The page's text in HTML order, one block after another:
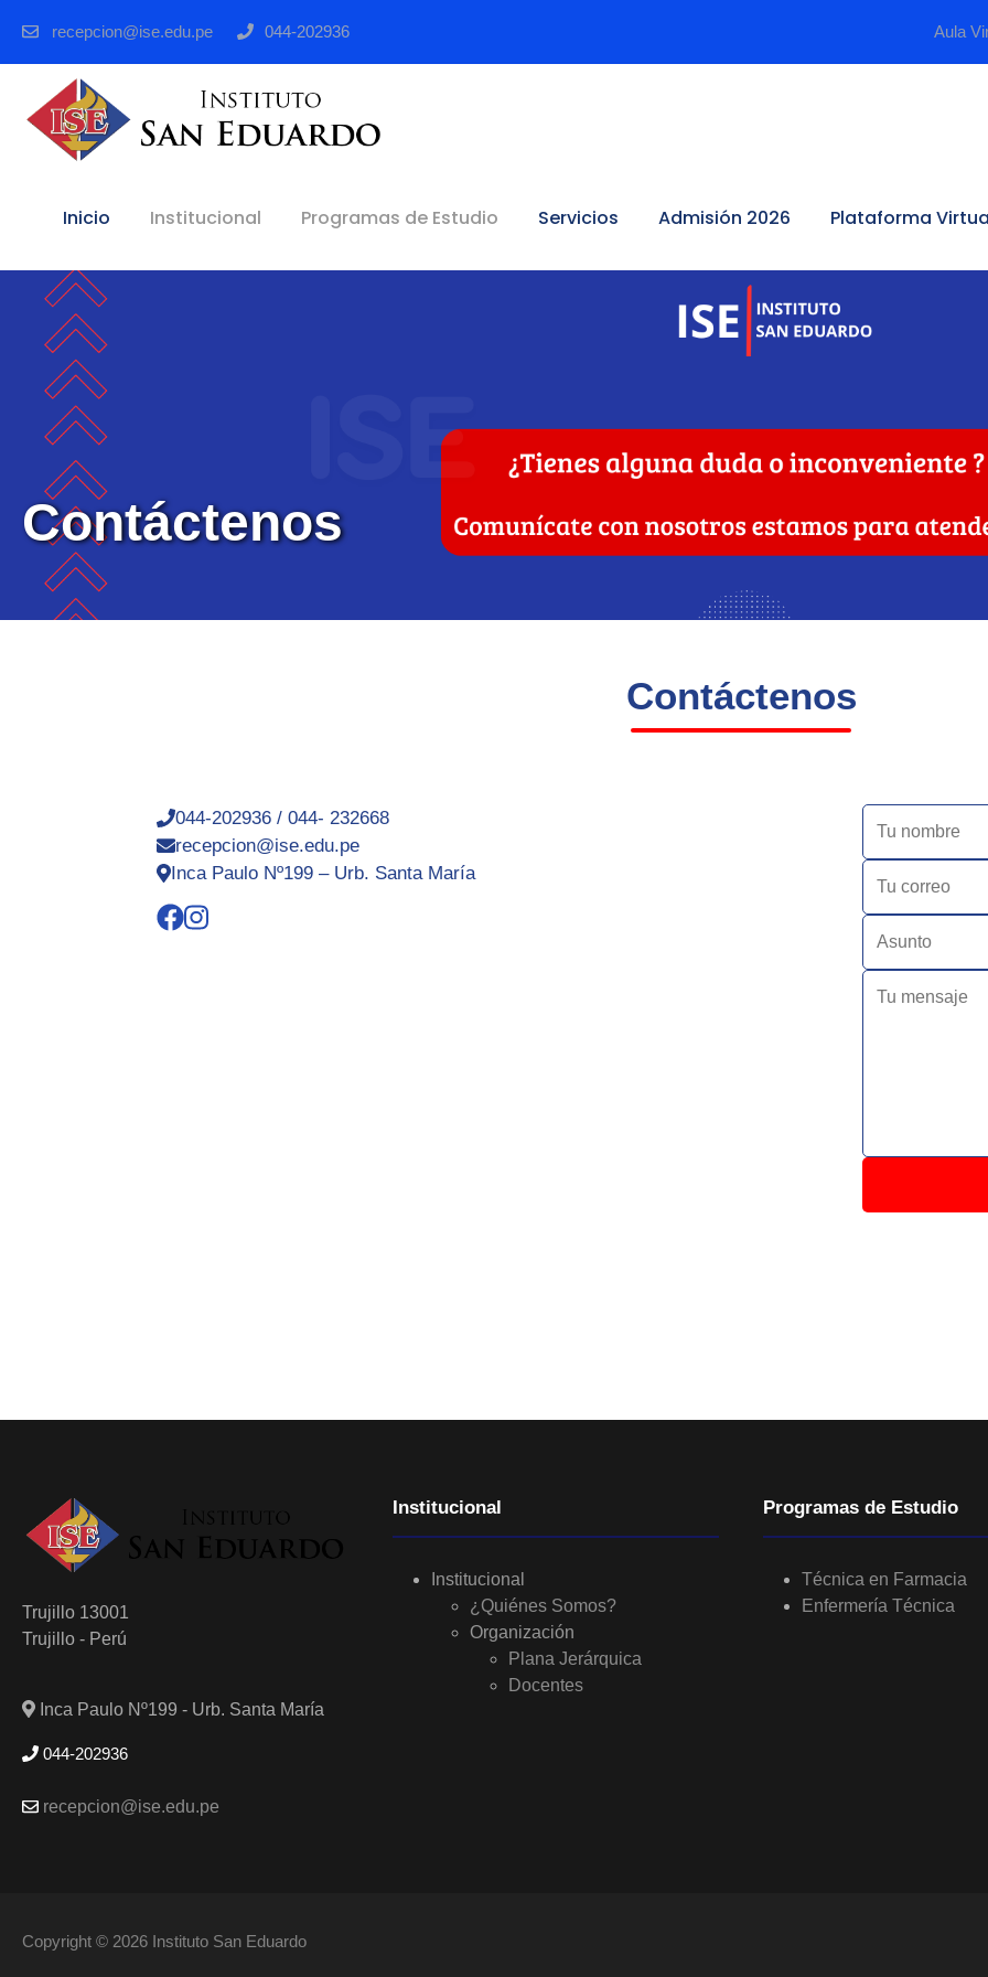
recepcion@ise.edu.pe 044-202936 Aula
Inicio Institucional Programas de Estudio Servicios Admisión 2026 Plataforma
Contáctenos
Contáctenos
044-202936 / 044- 232668
recepcion@ise.edu.pe
Inca Paulo Nº199 – Urb. Santa María
Trujillo 13001
Trujillo - Perú
Inca Paulo Nº199 - Urb. Santa María
044-202936
recepcion@ise.edu.pe
Institucional
Institucional
¿Quiénes Somos?
Organización
Plana Jerárquica
Docentes
Programas de Estudio
Técnica en Farmacia
Enfermería Técnica
Copyright © 2026 Instituto San Eduardo